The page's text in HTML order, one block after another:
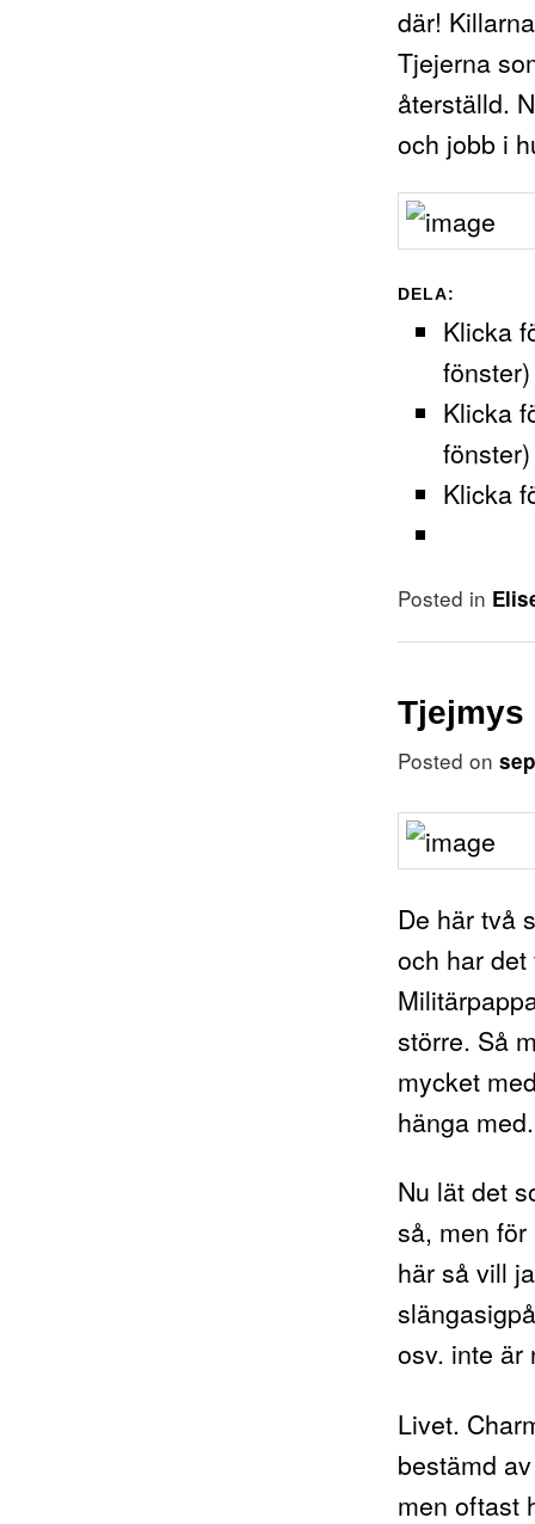
där!
Tjejerna
återställd.
och jobb i
DELA:
Klicka
fönster)
Klicka
fönster)
Klicka
Posted in
Tjejmys
Posted on
De här två
och har
större. Så
mycket
hänga med.
Nu lät det
så, men
här så vill
osv. inte är
Livet.
bestämd
men oftast